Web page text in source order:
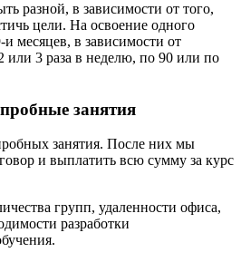
разной, в зависимости от того,
цели. На освоение одного
месяцев, в зависимости от
или 3 раза в неделю, по 90 или по
занятия
занятия. После них мы
и выплатить всю сумму за курс
групп, удаленности офиса,
разработки